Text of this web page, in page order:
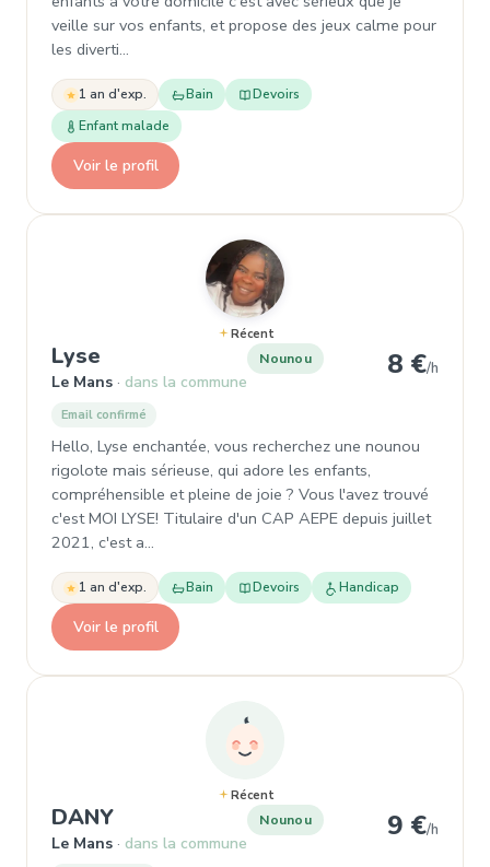
veille sur vos enfants, et propose des jeux calme pour
les diverti…
1 an d'exp. Bain
Devoirs
Enfant malade
Voir le profil
Récent
Lyse , Nounou à Le Mans
Le Mans dans la commune
Nounou 8 €/h
Email confirmé
Hello, Lyse enchantée, vous recherchez une nounou
rigolote mais sérieuse, qui adore les enfants,
compréhensible et pleine de joie ? Vous l'avez trouvé
c'est MOI LYSE! Titulaire d'un CAP AEPE depuis juillet
2021, c'est a…
1 an d'exp. Bain Devoirs Handicap
Voir le profil
Récent
DANY, Nounou à Le Mans
Le Mans dans la commune
Nounou 9 €/h